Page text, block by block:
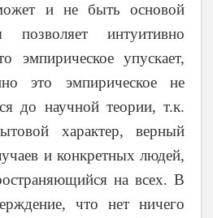
и не быть основой
позволяет интуитивно
эмпирическое упускает,
это эмпирическое не
до научной теории, т.к.
характер, верный
и конкретных людей,
на всех. В
что нет ничего